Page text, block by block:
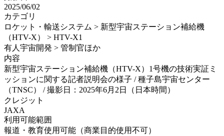
2025/06/02
カテゴリ
ロケット・輸送システム > 新型宇宙ステーション補給機
（HTV-X） > HTV-X1
有人宇宙開発 > 管制官ほか
内容
新型宇宙ステーション補給機（HTV-X）1号機の技術実証ミ
ッションに関する記者説明会の様子 / 種子島宇宙センター
（TNSC） / 撮影日：2025年6月2日（日本時間）
クレジット
JAXA
利用可能範囲
報道・教育使用可能（商業目的使用不可）